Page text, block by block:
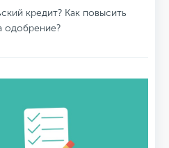
кредит? Как повысить
одобрение?